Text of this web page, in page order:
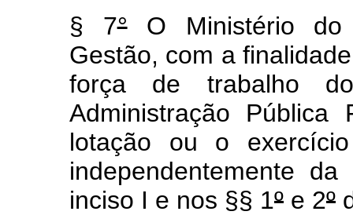
§ 7°O Ministério do
Gestão, com a
força de trabalho
Administração Pública
lotação ou o
independentemente
inciso I e nos §§ 1º e 2º